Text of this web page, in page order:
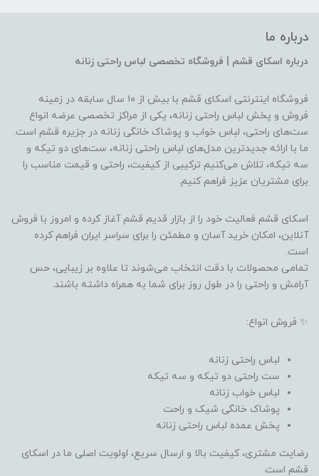
درباره ما
درباره اسکای قشم | فروشگاه تخصصی لباس راحتی زنانه
فروشگاه اینترنتی اسکای قشم با بیش از ۱۰ سال سابقه در زمینه
فروش و پخش لباس راحتی زنانه، یکی از مراکز تخصصی عرضه انواع
ست‌های راحتی، لباس خواب و پوشاک خانگی زنانه در جزیره قشم است.
ما با ارائه جدیدترین مدل‌های لباس راحتی زنانه، ست‌های دو تیکه و
سه تیکه، تلاش می‌کنیم ترکیبی از کیفیت، راحتی و قیمت مناسب را
برای مشتریان عزیز فراهم کنیم.
اسکای قشم فعالیت خود را از بازار قدیم قشم آغاز کرده و امروز با فروش
آنلاین، امکان خرید آسان و مطمئن را برای سراسر ایران فراهم کرده
است.
تمامی محصولات با دقت انتخاب می‌شوند تا علاوه بر زیبایی، حس
آرامش و راحتی را در طول روز برای شما به همراه داشته باشند.
✨ فروش انواع:
لباس راحتی زنانه
ست راحتی دو تیکه و سه تیکه
لباس خواب زنانه
پوشاک خانگی شیک و راحت
پخش عمده لباس راحتی زنانه
رضایت مشتری، کیفیت بالا و ارسال سریع، اولویت اصلی ما در اسکای
قشم است.